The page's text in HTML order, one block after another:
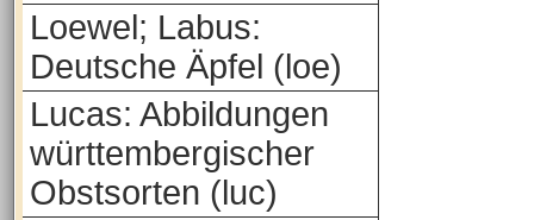
Loewel; Labus:
Deutsche Äpfel (loe)
Lucas: Abbildungen
württembergischer
Obstsorten (luc)